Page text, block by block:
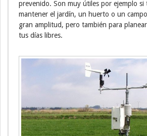
prevenido. Son muy útiles por ejemplo si
mantener el jardín, un huerto o un
gran amplitud, pero también para
tus días libres.